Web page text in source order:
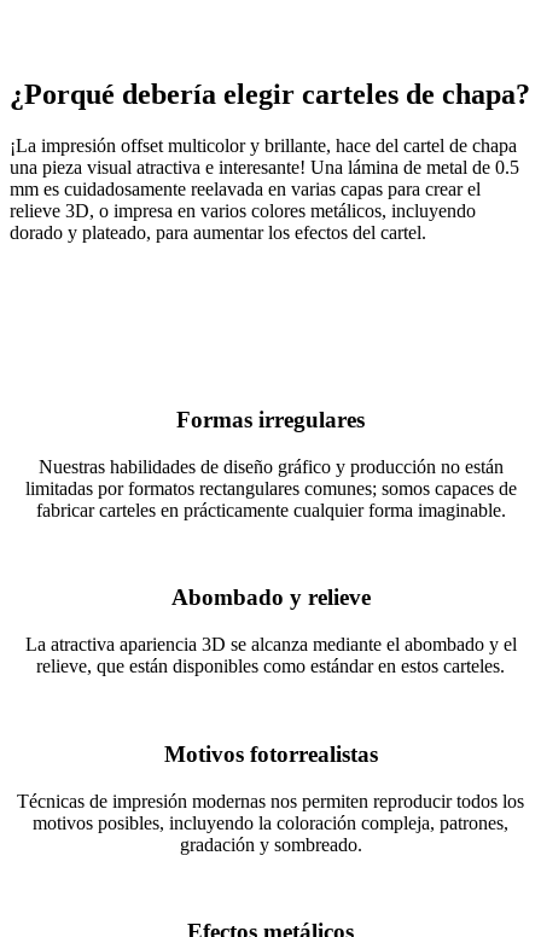
¿Porqué debería elegir carteles de chapa?
¡La impresión offset multicolor y brillante, hace del cartel de chapa
una pieza visual atractiva e interesante! Una lámina de metal de 0.5
mm es cuidadosamente reelavada en varias capas para crear el
relieve 3D, o impresa en varios colores metálicos, incluyendo
dorado y plateado, para aumentar los efectos del cartel.
Formas irregulares
Nuestras habilidades de diseño gráfico y producción no están
limitadas por formatos rectangulares comunes; somos capaces de
fabricar carteles en prácticamente cualquier forma imaginable.
Abombado y relieve
La atractiva apariencia 3D se alcanza mediante el abombado y el
relieve, que están disponibles como estándar en estos carteles.
Motivos fotorrealistas
Técnicas de impresión modernas nos permiten reproducir todos los
motivos posibles, incluyendo la coloración compleja, patrones,
gradación y sombreado.
Efectos metálicos